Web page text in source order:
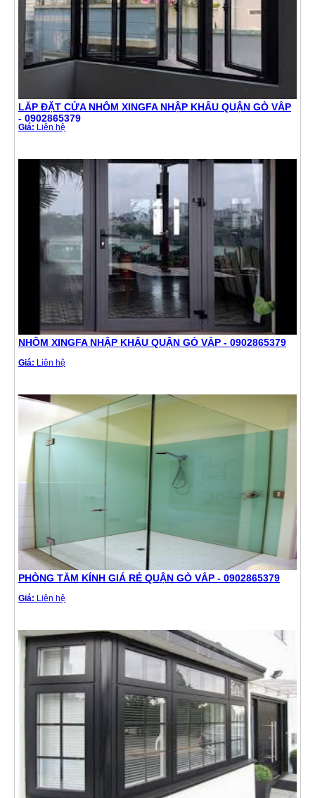
LẮP ĐẶT CỬA NHÔM XINGFA NHẬP KHẨU QUẬN GÒ VẤP
- 0902865379
Giá: Liên hệ
NHÔM XINGFA NHẬP KHẨU QUẬN GÒ VẤP - 0902865379
Giá: Liên hệ
PHÒNG TẮM KÍNH GIÁ RẺ QUẬN GÒ VẤP - 0902865379
Giá: Liên hệ